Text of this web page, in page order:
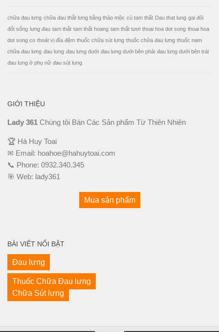
chữa đau lưng chữa đau thắt lưng bằng thảo mộc củ tam thất Dau that lung gai đôi
đốt sống lưng đau tam thất tam thất hoang tam thất tươi thoai hoa dot song thoai hoa
dot song co thoát vị đĩa đệm thuốc chữa sút lưng thuốc chữa đau lưng thuốc nam
chữa đau lưng đau lưng đau lưng dưới đau lưng dưới bên phải đau lưng dưới bên trái
đau lưng ở phụ nữ đau sút lưng
GIỚI THIỆU
Lady 361 Chúng tôi Bán Các Sản phẩm Từ Thiên Nhiên
🏆 Hà Huy Toai
✉ Email: hoahoe@hahuytoai.com
📞 Phone: 0932.340.345
🎯 Web: lady361
Mua sản phẩm
BÀI VIẾT NỔI BẬT
Đau lưng
Thuốc Chữa Đau lưng
Chữa Sút lưng